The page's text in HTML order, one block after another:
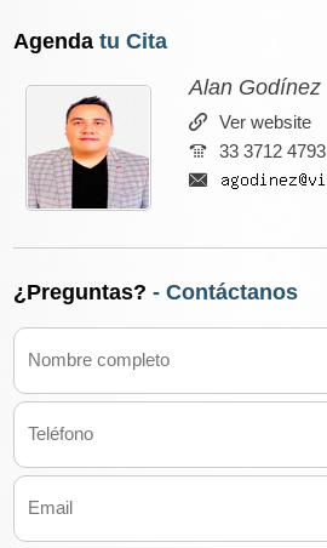
Agenda tu Cita
Alan Godínez
Ver website
33 3712 4793
¿Preguntas? - Contáctanos